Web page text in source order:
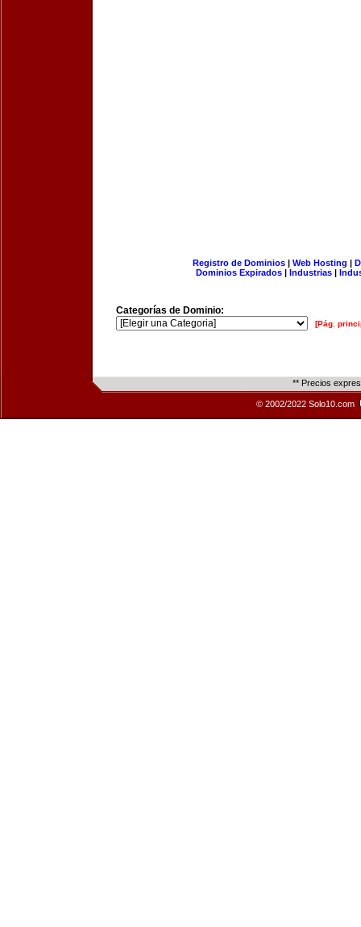
Registro de Dominios| Web Hosting |
Dominios Expirados | Industrias |
Categorías de Dominio:
[Pág.
** Precios
© 2002/2022 Solo10.com